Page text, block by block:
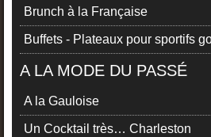
Brunch à la Française
Buffets - Plateaux pour sportifs
A LA MODE DU PASSÉ
A la Gauloise
Un Cocktail très… Charleston